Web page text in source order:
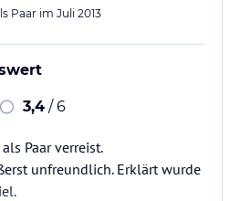
Paar im Juli 2013
3,4 / 6
Paar verreist.
unfreundlich. Erklärt wurde